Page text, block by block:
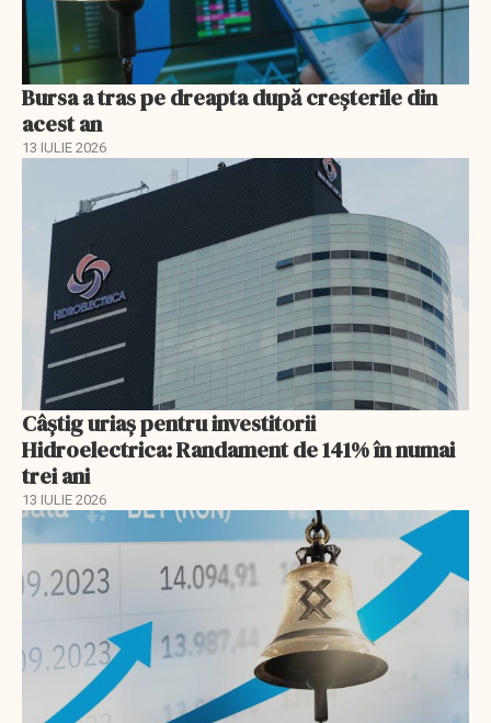
Bursa a tras pe dreapta după creșterile din
acest an
13 IULIE 2026
Câștig uriaș pentru investitorii
Hidroelectrica: Randament de 141% în numai
trei ani
13 IULIE 2026